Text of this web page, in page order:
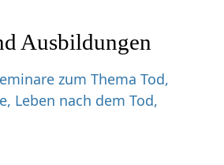
Ausbildungen
zum Thema Tod,
Leben nach dem Tod,